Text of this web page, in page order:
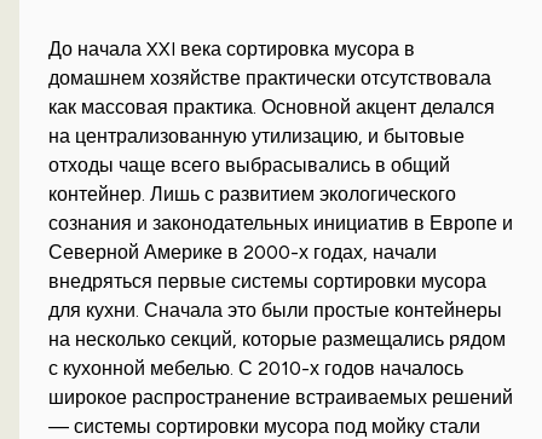
До начала XXI века сортировка мусора в
домашнем хозяйстве практически отсутствовала
как массовая практика. Основной акцент делался
на централизованную утилизацию, и бытовые
отходы чаще всего выбрасывались в общий
контейнер. Лишь с развитием экологического
сознания и законодательных инициатив в Европе и
Северной Америке в 2000-х годах, начали
внедряться первые системы сортировки мусора
для кухни. Сначала это были простые контейнеры
на несколько секций, которые размещались рядом
с кухонной мебелью. С 2010-х годов началось
широкое распространение встраиваемых решений
— системы сортировки мусора под мойку стали